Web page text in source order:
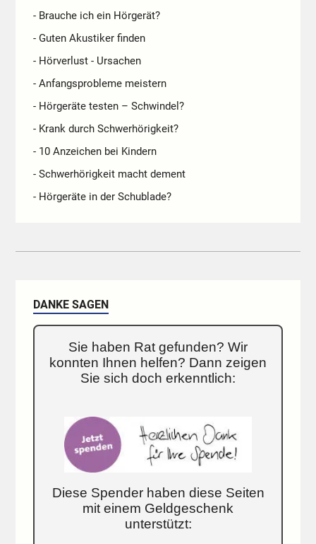
- Brauche ich ein Hörgerät?
- Guten Akustiker finden
- Hörverlust - Ursachen
- Anfangsprobleme meistern
- Hörgeräte testen – Schwindel?
- Krank durch Schwerhörigkeit?
- 10 Anzeichen bei Kindern
- Schwerhörigkeit macht dement
- Hörgeräte in der Schublade?
DANKE SAGEN
Sie haben Rat gefunden? Wir
konnten Ihnen helfen? Dann zeigen
Sie sich doch erkenntlich:
Diese Spender haben diese Seiten
mit einem Geldgeschenk
unterstützt: